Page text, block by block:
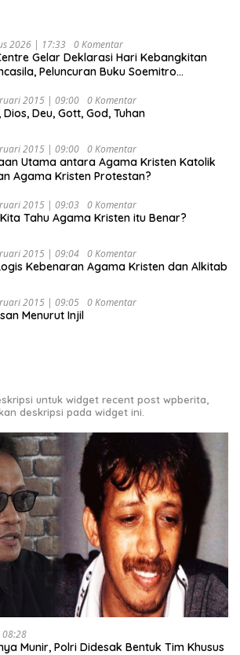
2026 | 17:33 0 Komentar
Gelar Deklarasi Hari Kebangkitan
Peluncuran Buku Soemitro
Indonesia) & Simposium Nasional
Undang Perekonomian Nasional dan
2045”,
2015 | 09:00 0 Komentar
Dios, Deu, Gott, God, Tuhan
2015 | 09:00 0 Komentar
Utama antara Agama Kristen Katolik
Agama Kristen Protestan?
2015 | 09:03 0 Komentar
Tahu Agama Kristen itu Benar?
2015 | 09:04 0 Komentar
Kebenaran Agama Kristen dan Alkitab
2015 | 09:05 0 Komentar
Menurut Injil
untuk widget recent post wpberita,
deskripsi pada widget ini.
Munir, Polri Didesak Bentuk Tim Khusus